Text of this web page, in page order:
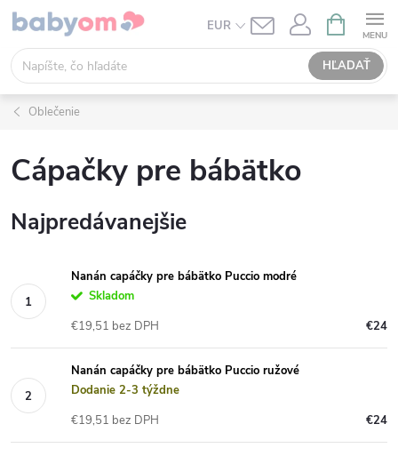
Prejsť
obsah
EUR
HĽADAŤ
KOŠÍK
Oblečenie
Cápačky pre bábätko
Najpredávanejšie
Nanán capáčky pre bábätko Puccio modré
Skladom
€24
€19,51 bez DPH
Nanán capáčky pre bábätko Puccio ružové
Dodanie 2-3 týždne
€24
€19,51 bez DPH